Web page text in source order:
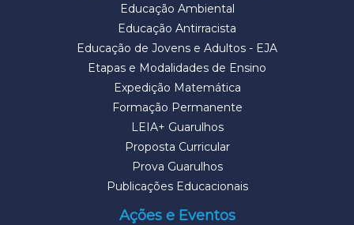
Educação Ambiental
Educação Antirracista
Educação de Jovens e Adultos - EJA
Etapas e Modalidades de Ensino
Expedição Matemática
Formação Permanente
LEIA+ Guarulhos
Proposta Curricular
Prova Guarulhos
Publicações Educacionais
Ações e Eventos